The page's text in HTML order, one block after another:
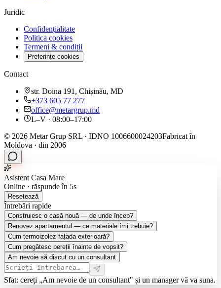
Juridic
Confidențialitate
Politica cookies
Termeni & condiții
Preferințe cookies
Contact
str. Doina 191, Chișinău, MD
+373 605 77 277
office@metargrup.md
L–V · 08:00–17:00
© 2026 Metar Grup SRL · IDNO 1006600024203Fabricat în
Moldova · din 2006
Asistent Casa Mare
Online · răspunde în 5s
Resetează
Întrebări rapide
Construiesc o casă nouă — de unde încep?
Renovez apartamentul — ce materiale îmi trebuie?
Cum termoizolez fațada exterioară?
Cum pregătesc pereții înainte de vopsit?
Am nevoie să discut cu un consultant
Sfat: cereți „Am nevoie de un consultant" și un manager vă va suna.